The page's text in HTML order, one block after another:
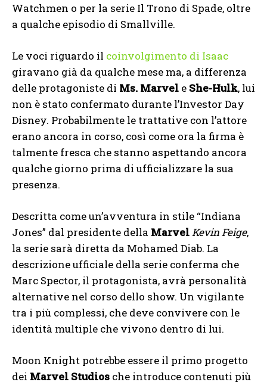
Watchmen o per la serie Il Trono di Spade, oltre
a qualche episodio di Smallville.
Le voci riguardo il coinvolgimento di Isaac
giravano già da qualche mese ma, a differenza
delle protagoniste di Ms. Marvel e She-Hulk, lui
non è stato confermato durante l’Investor Day
Disney. Probabilmente le trattative con l’attore
erano ancora in corso, così come ora la firma è
talmente fresca che stanno aspettando ancora
qualche giorno prima di ufficializzare la sua
presenza.
Descritta come un’avventura in stile “Indiana
Jones” dal presidente della MarvelKevin Feige,
la serie sarà diretta da Mohamed Diab. La
descrizione ufficiale della serie conferma che
Marc Spector, il protagonista, avrà personalità
alternative nel corso dello show. Un vigilante
tra i più complessi, che deve convivere con le
identità multiple che vivono dentro di lui.
Moon Knight potrebbe essere il primo progetto
dei Marvel Studios che introduce contenuti più